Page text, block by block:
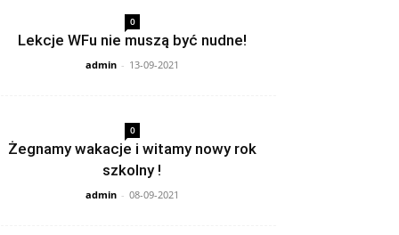
0
Lekcje WFu nie muszą być nudne!
admin - 13-09-2021
0
Żegnamy wakacje i witamy nowy rok
szkolny !
admin - 08-09-2021